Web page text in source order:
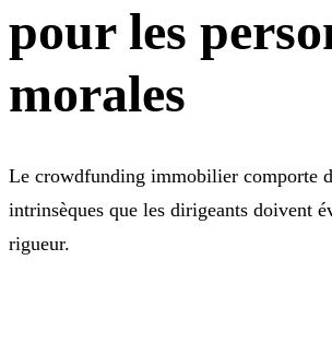
pour les
morales
Le crowdfunding immobilier comporte
intrinsèques que les dirigeants doivent
rigueur.